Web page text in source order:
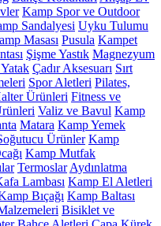
Kamp Spor ve Outdoor
Sandalyesi Uyku Tulumu
Masası Pusula Kampet
Şişme Yastık Magnezyum
Çadır Aksesuarı Sırt
Spor Aletleri Pilates,
Ürünleri Fitness ve
Valiz ve Bavul Kamp
Matara Kamp Yemek
Ürünler Kamp
Kamp Mutfak
Termoslar Aydınlatma
Lambası Kamp El Aletleri
Bıçağı Kamp Baltası
Bisiklet ve